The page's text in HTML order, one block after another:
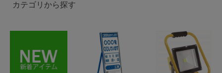
カテゴリから探す